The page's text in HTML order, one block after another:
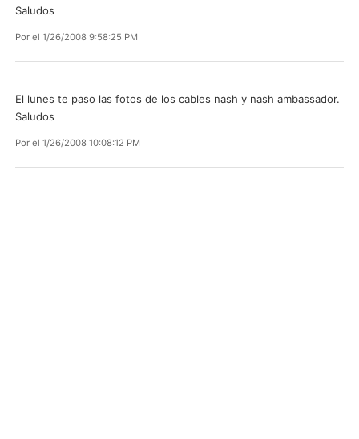
Saludos
Por el 1/26/2008 9:58:25 PM
El lunes te paso las fotos de los cables nash y nash ambassador.
Saludos
Por el 1/26/2008 10:08:12 PM